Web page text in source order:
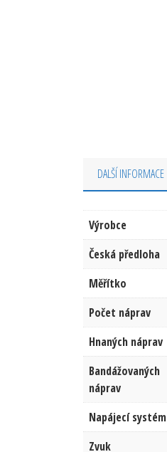
DALŠÍ INFORMACE
Výrobce
Česká předloha
Měřítko
Počet náprav
Hnaných náprav
Bandážovaných
náprav
Napájecí systém
Zvuk